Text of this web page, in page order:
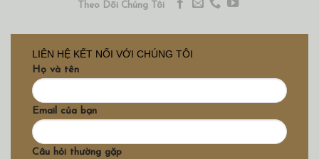
Theo Dõi Chúng Tôi
LIÊN HỆ KẾT NỐI VỚI CHÚNG TÔI
Họ và tên
Email của bạn
Câu hỏi thường gặp